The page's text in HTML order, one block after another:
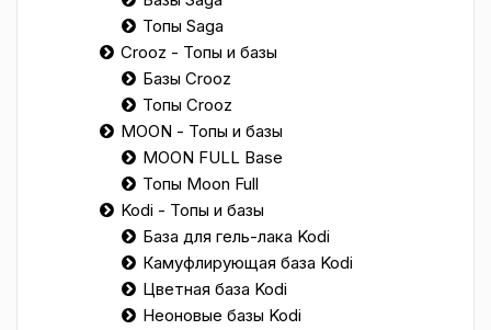
Топы Saga
Crooz - Топы и базы
Базы Crooz
Топы Crooz
MOON - Топы и базы
MOON FULL Base
Топы Moon Full
Kodi - Топы и базы
База для гель-лака Kodi
Камуфлирующая база Kodi
Цветная база Kodi
Неоновые базы Kodi